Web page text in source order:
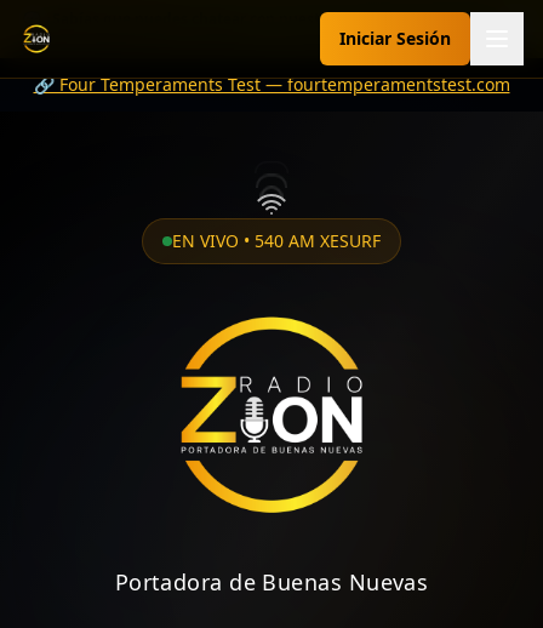
Radio Zion 540 AM Iniciar Sesión
💬 ¿Sabías que puedes chatear con nuestro asistente? Pregúntale
sobre programación, peticiones de oración, dedicatorias y más.
🔗 Four Temperaments Test — fourtemperamentstest.com
EN VIVO • 540 AM XESURF
Portadora de Buenas Nuevas